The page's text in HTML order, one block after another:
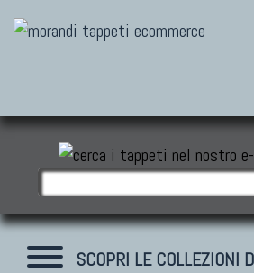
SCOPRI LE COLLEZIONI